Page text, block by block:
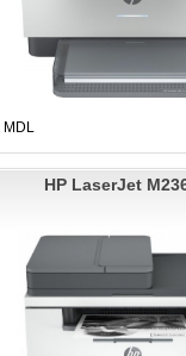
MDL
HP LaserJet